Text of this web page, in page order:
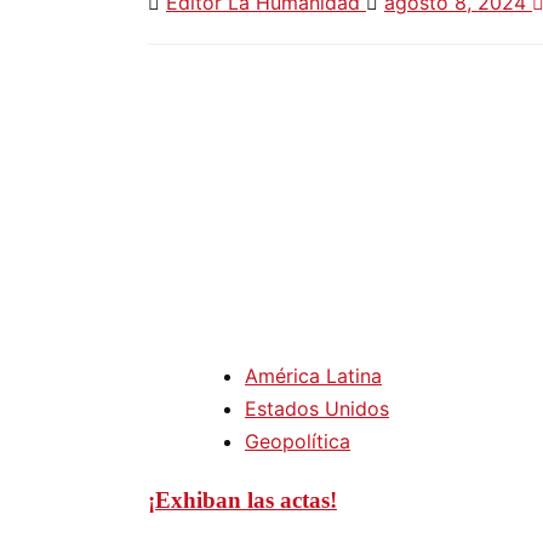
América Latina
Estados Unidos
Geopolítica
¡Exhiban las actas!